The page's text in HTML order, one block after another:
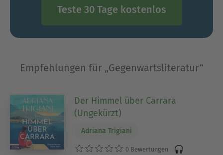
Ausblenden
Teste 30 Tage kostenlos
Empfehlungen für „Gegenwartsliteratur“
Der Himmel über Carrara
(Ungekürzt)
Adriana Trigiani
0 Bewertungen